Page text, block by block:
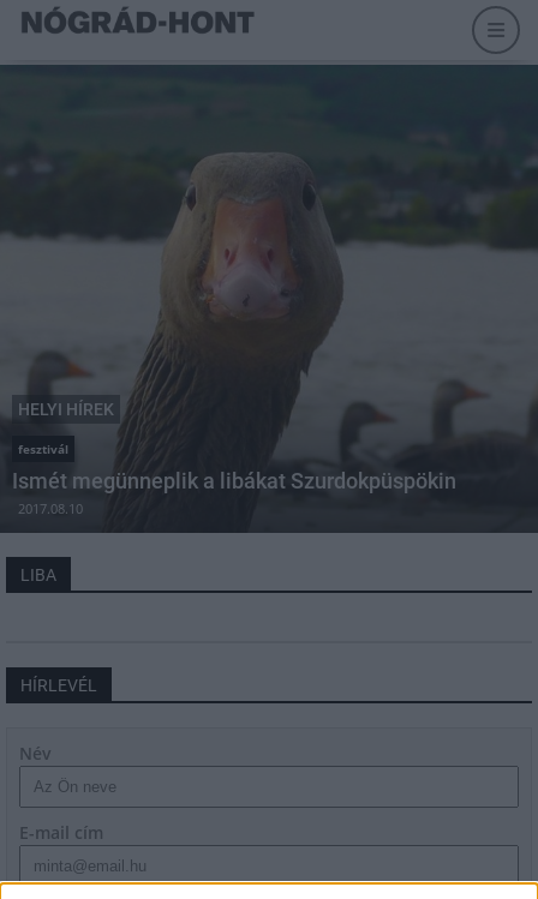
HELYI HÍREK
fesztivál
Ismét megünneplik a libákat Szurdokpüspökin
2017.08.10
LIBA
HÍRLEVÉL
Név
E-mail cím